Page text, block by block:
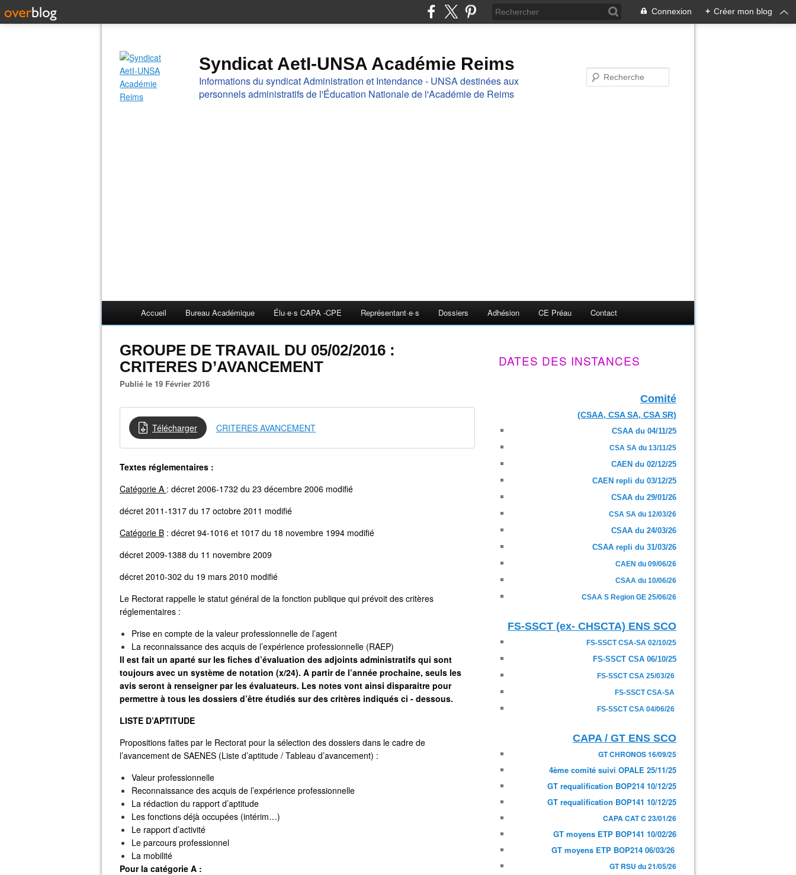
Connexion + Créer mon blog
Syndicat AetI-UNSA Académie Reims
Informations du syndicat Administration et Intendance - UNSA destinées aux
personnels administratifs de l'Éducation Nationale de l'Académie de Reims
Accueil Bureau Académique Élu·e·s CAPA -CPE Représentant·e·s Dossiers Adhésion CE Préau Contact
GROUPE DE TRAVAIL DU 05/02/2016 :
CRITERES D’AVANCEMENT
Publié le 19 Février 2016
Télécharger CRITERES AVANCEMENT
Textes réglementaires :
Catégorie A : décret 2006-1732 du 23 décembre 2006 modifié
décret 2011-1317 du 17 octobre 2011 modifié
Catégorie B : décret 94-1016 et 1017 du 18 novembre 1994 modifié
décret 2009-1388 du 11 novembre 2009
décret 2010-302 du 19 mars 2010 modifié
Le Rectorat rappelle le statut général de la fonction publique qui prévoit des critères
réglementaires :
Prise en compte de la valeur professionnelle de l’agent
La reconnaissance des acquis de l’expérience professionnelle (RAEP)
Il est fait un aparté sur les fiches d’évaluation des adjoints administratifs qui sont
toujours avec un système de notation (x/24). A partir de l’année prochaine, seuls les
avis seront à renseigner par les évaluateurs. Les notes vont ainsi disparaitre pour
permettre à tous les dossiers d’être étudiés sur des critères indiqués ci - dessous.
LISTE D’APTITUDE
Propositions faites par le Rectorat pour la sélection des dossiers dans le cadre de
l’avancement de SAENES (Liste d’aptitude / Tableau d’avancement) :
Valeur professionnelle
Reconnaissance des acquis de l’expérience professionnelle
La rédaction du rapport d’aptitude
Les fonctions déjà occupées (intérim…)
Le rapport d’activité
Le parcours professionnel
La mobilité
Pour la catégorie A :
DATES DES INSTANCES
Comité
(CSAA, CSA SA, CSA SR)
CSAA du 04/11/25
CSA SA du 13/11/25
CAEN du 02/12/25
CAEN repli du 03/12/25
CSAA du 29/01/26
CSA SA du 12/03/26
CSAA du 24/03/26
CSAA repli du 31/03/26
CAEN du 09/06/26
CSAA du 10/06/26
CSAA S Region GE 25/06/26
FS-SSCT (ex- CHSCTA) ENS SCO
FS-SSCT CSA-SA 02/10/25
FS-SSCT CSA 06/10/25
FS-SSCT CSA 25/03/26
FS-SSCT CSA-SA
FS-SSCT CSA 04/06/26
CAPA / GT ENS SCO
GT CHRONOS 16/09/25
4ème comité suivi OPALE 25/11/25
GT requalification BOP214 10/12/25
GT requalification BOP141 10/12/25
CAPA CAT C 23/01/26
GT moyens ETP BOP141 10/02/26
GT moyens ETP BOP214 06/03/26
GT RSU du 21/05/26